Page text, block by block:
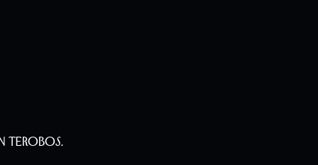
Terobos.